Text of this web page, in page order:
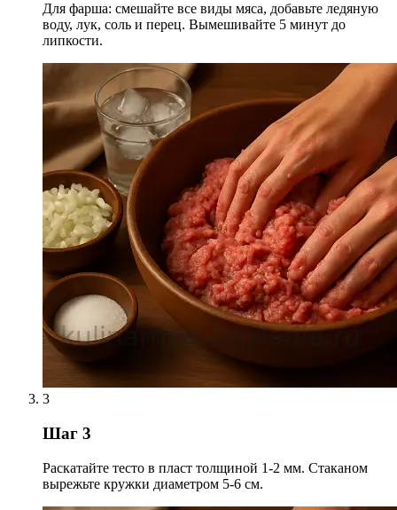
Для фарша: смешайте все виды мяса, добавьте ледяную
воду, лук, соль и перец. Вымешивайте 5 минут до
липкости.
3
Шаг 3
Раскатайте тесто в пласт толщиной 1-2 мм. Стаканом
вырежьте кружки диаметром 5-6 см.